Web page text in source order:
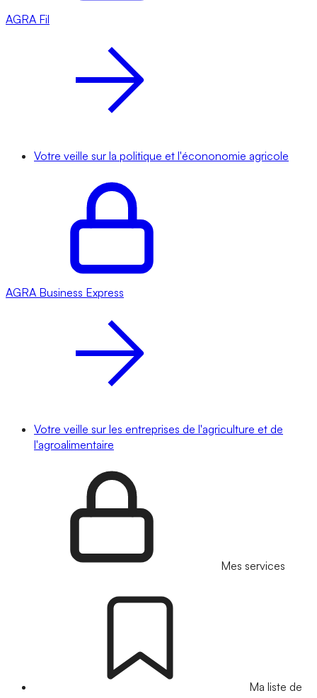
AGRA Fil
Votre veille sur la politique et l'écononomie agricole
AGRA Business Express
Votre veille sur les entreprises de l'agriculture et de
l'agroalimentaire
Mes services
Ma liste de